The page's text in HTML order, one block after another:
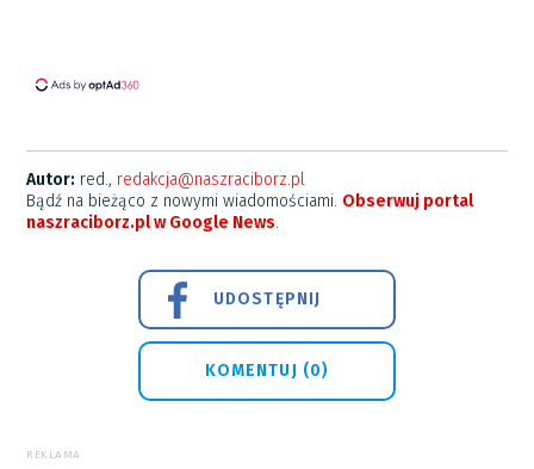
Autor: red., redakcja@naszraciborz.pl
Bądź na bieżąco z nowymi wiadomościami. Obserwuj portal
naszraciborz.pl w Google News.
UDOSTĘPNIJ
KOMENTUJ (0)
REKLAMA